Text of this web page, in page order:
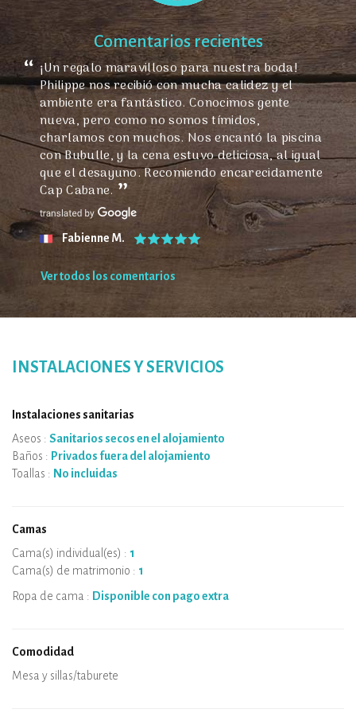
Comentarios recientes
¡Un regalo maravilloso para nuestra boda!
Philippe nos recibió con mucha calidez y el
ambiente era fantástico. Conocimos gente
nueva, pero como no somos tímidos,
charlamos con muchos. Nos encantó la piscina
con Bubulle, y la cena estuvo deliciosa, al igual
que el desayuno. Recomiendo encarecidamente
Cap Cabane.
Fabienne M.
Ver todos los comentarios
INSTALACIONES Y SERVICIOS
Instalaciones sanitarias
Aseos : Sanitarios secos en el alojamiento
Baños : Privados fuera del alojamiento
Toallas : No incluidas
Camas
Cama(s) individual(es) : 1
Cama(s) de matrimonio : 1
Ropa de cama : Disponible con pago extra
Comodidad
Microondas
Cafetera
Hervidor
Placa de cocción
Horno
Nevera
Vajilla
Lavavajillas
Silla de bebe
Spa
Sauna
Mesa y sillas/taburete